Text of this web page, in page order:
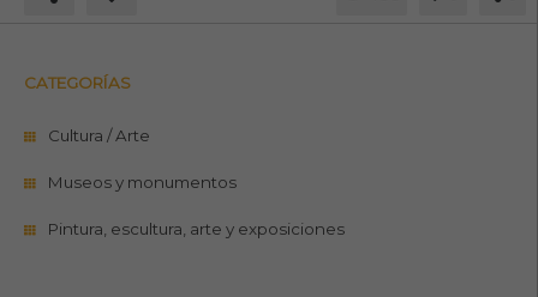
CATEGORÍAS
Cultura / Arte
Museos y monumentos
Pintura, escultura, arte y exposiciones